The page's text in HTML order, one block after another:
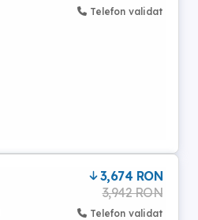
Telefon validat
3,674 RON
3,942 RON
Telefon validat